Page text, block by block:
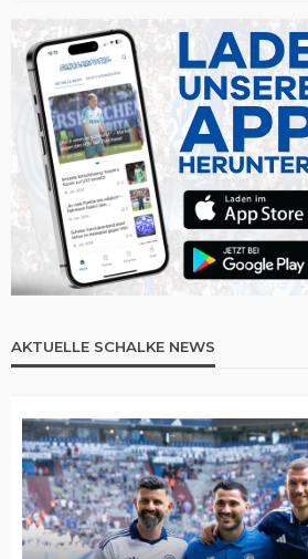
AKTUELLE SCHALKE NEWS